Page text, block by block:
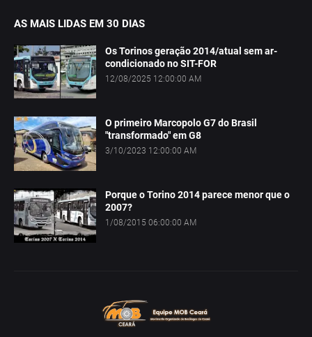
AS MAIS LIDAS EM 30 DIAS
Os Torinos geração 2014/atual sem ar-
condicionado no SIT-FOR
12/08/2025 12:00:00 AM
O primeiro Marcopolo G7 do Brasil
"transformado" em G8
3/10/2023 12:00:00 AM
Porque o Torino 2014 parece menor que o
2007?
1/08/2015 06:00:00 AM